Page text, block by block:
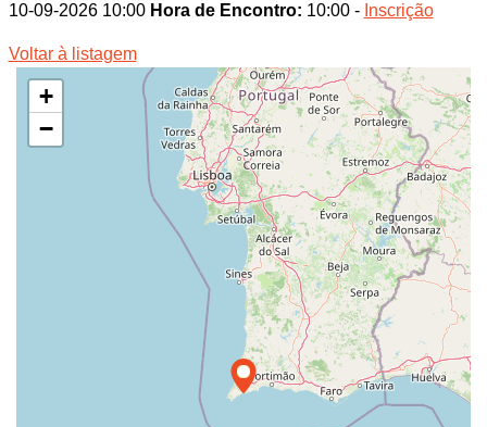
10-09-2026 10:00 Hora de Encontro: 10:00 - Inscrição
Voltar à listagem
+
−